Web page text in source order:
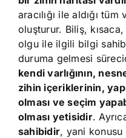
aracılığı ile aldığı
oluşturur. Biliş,
olgu ile ilgili bilgi
duruma gelmesi
kendi varlığının,
zihin içeriklerinin,
olması ve seçim
olması yetisidir.
sahibidir, yani konusu